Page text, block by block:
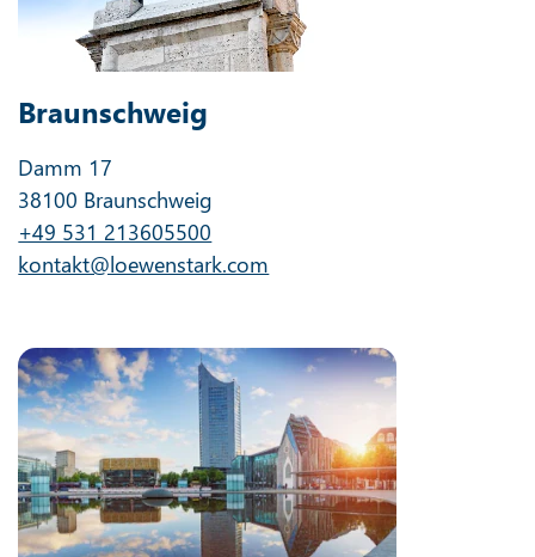
Braunschweig
Damm 17
38100 Braunschweig
+49 531 213605500
kontakt@loewenstark.com